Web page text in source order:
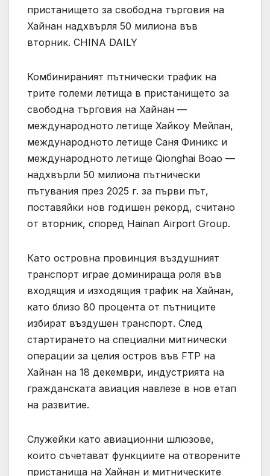
пристанището за свободна търговия на
Хайнан надхвърля 50 милиона във
вторник. CHINA DAILY
Комбинираният пътнически трафик на
трите големи летища в пристанището за
свободна търговия на Хайнан —
международното летище Хайкоу Мейлан,
международното летище Саня Финикс и
международното летище Qionghai Boao —
надхвърли 50 милиона пътнически
пътувания през 2025 г. за първи път,
поставяйки нов годишен рекорд, считано
от вторник, според Hainan Airport Group.
Като островна провинция въздушният
транспорт играе доминираща роля във
входящия и изходящия трафик на Хайнан,
като близо 80 процента от пътниците
избират въздушен транспорт. След
стартирането на специални митнически
операции за целия остров във FTP на
Хайнан на 18 декември, индустрията на
гражданската авиация навлезе в нов етап
на развитие.
Служейки като авиационни шлюзове,
които съчетават функциите на отворените
пристанища на Хайнан и митническите